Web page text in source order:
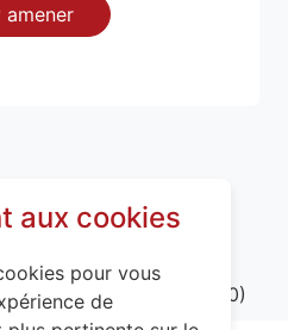
amener
(54)
Lenoncourt (54110)
aux cookies
pour vous
de